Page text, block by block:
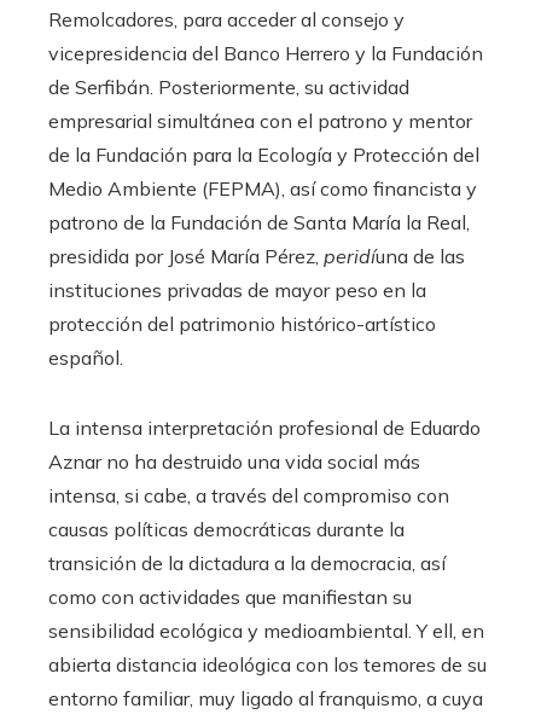
Remolcadores, para acceder al consejo y
vicepresidencia del Banco Herrero y la Fundación
de Serfibán. Posteriormente, su actividad
empresarial simultánea con el patrono y mentor
de la Fundación para la Ecología y Protección del
Medio Ambiente (FEPMA), así como financista y
patrono de la Fundación de Santa María la Real,
presidida por José María Pérez, peridíuna de las
instituciones privadas de mayor peso en la
protección del patrimonio histórico-artístico
español.
La intensa interpretación profesional de Eduardo
Aznar no ha destruido una vida social más
intensa, si cabe, a través del compromiso con
causas políticas democráticas durante la
transición de la dictadura a la democracia, así
como con actividades que manifiestan su
sensibilidad ecológica y medioambiental. Y ell, en
abierta distancia ideológica con los temores de su
entorno familiar, muy ligado al franquismo, a cuya